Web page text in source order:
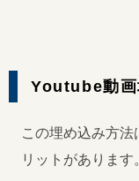
Youtube動画
この埋め込み方法
リットがあります